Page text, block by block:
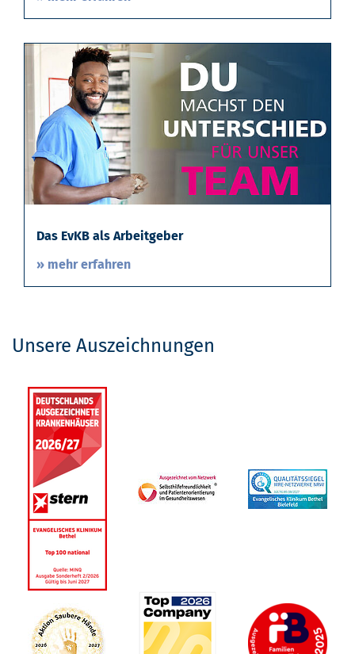
Das EvKB als Arbeitgeber
» mehr erfahren
Unsere Auszeichnungen